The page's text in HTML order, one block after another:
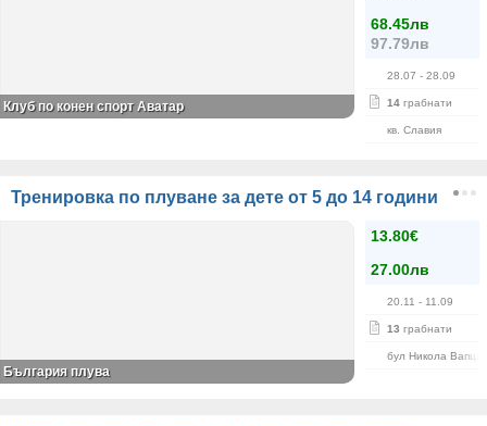
68.45лв
97.79лв
28.07 - 28.09
14 грабнати
кв. Славия
Клуб по конен спорт Аватар
Тренировка по плуване за дете от 5 до 14 години
13.80€
27.00лв
20.11 - 11.09
13 грабнати
бул Никола
България плува